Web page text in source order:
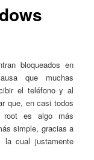
bloqueados en
que muchas
el teléfono y al
que, en casi todos
root es algo más
simple, gracias a
la cual justamente